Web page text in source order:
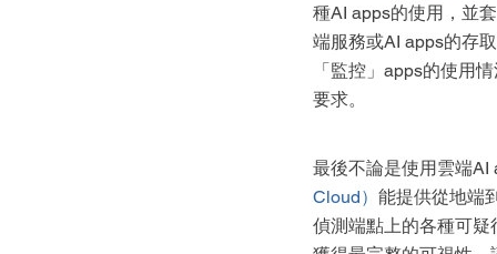
種AI apps的使用，並
端服務或AI apps的存
「監控」apps的使用
要求。
最後不論是使用雲端AI
Cloud） 能提供從地端
偵測端點上的各種可疑